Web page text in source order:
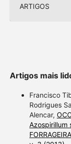
ARTIGOS
Artigos mais
Francisco
Rodrigues
Alencar,
Azospirillum